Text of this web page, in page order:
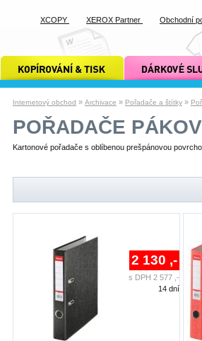
Internetový obchod » Archivace » Pořadače a štítky »
POŘADAČE
Kartonové pořadače s oblíbenou prešpánovou
2 130 ,-
s DPH 2 577 ,-
14 dní
kopírování a tisk xcopy dárkové služby xcopy
XCOPY XEROX Partner Obchodní